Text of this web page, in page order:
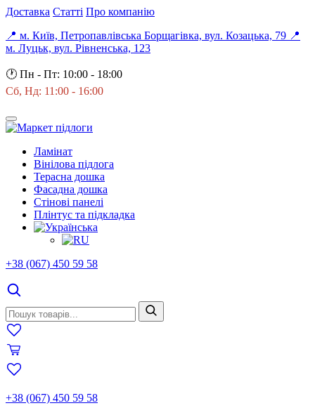
Доставка Статті Про компанію
📍 м. Київ, Петропавлівська Борщагівка, вул. Козацька, 79 📍
м. Луцьк, вул. Рівненська, 123
🕐 Пн - Пт: 10:00 - 18:00
Сб, Нд: 11:00 - 16:00
Ламінат
Вінілова підлога
Терасна дошка
Фасадна дошка
Стінові панелі
Плінтус та підкладка
+38 (067) 450 59 58
+38 (067) 450 59 58